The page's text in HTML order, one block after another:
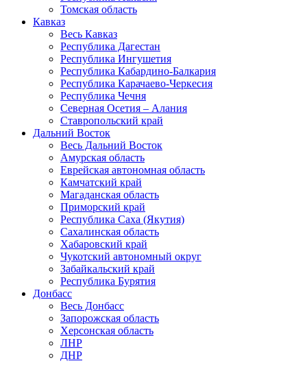
Томская область
Кавказ
Весь Кавказ
Республика Дагестан
Республика Ингушетия
Республика Кабардино-Балкария
Республика Карачаево-Черкесия
Республика Чечня
Северная Осетия – Алания
Ставропольский край
Дальний Восток
Весь Дальний Восток
Амурская область
Еврейская автономная область
Камчатский край
Магаданская область
Приморский край
Республика Саха (Якутия)
Сахалинская область
Хабаровский край
Чукотский автономный округ
Забайкальский край
Республика Бурятия
Донбасс
Весь Донбасс
Запорожская область
Херсонская область
ЛНР
ДНР